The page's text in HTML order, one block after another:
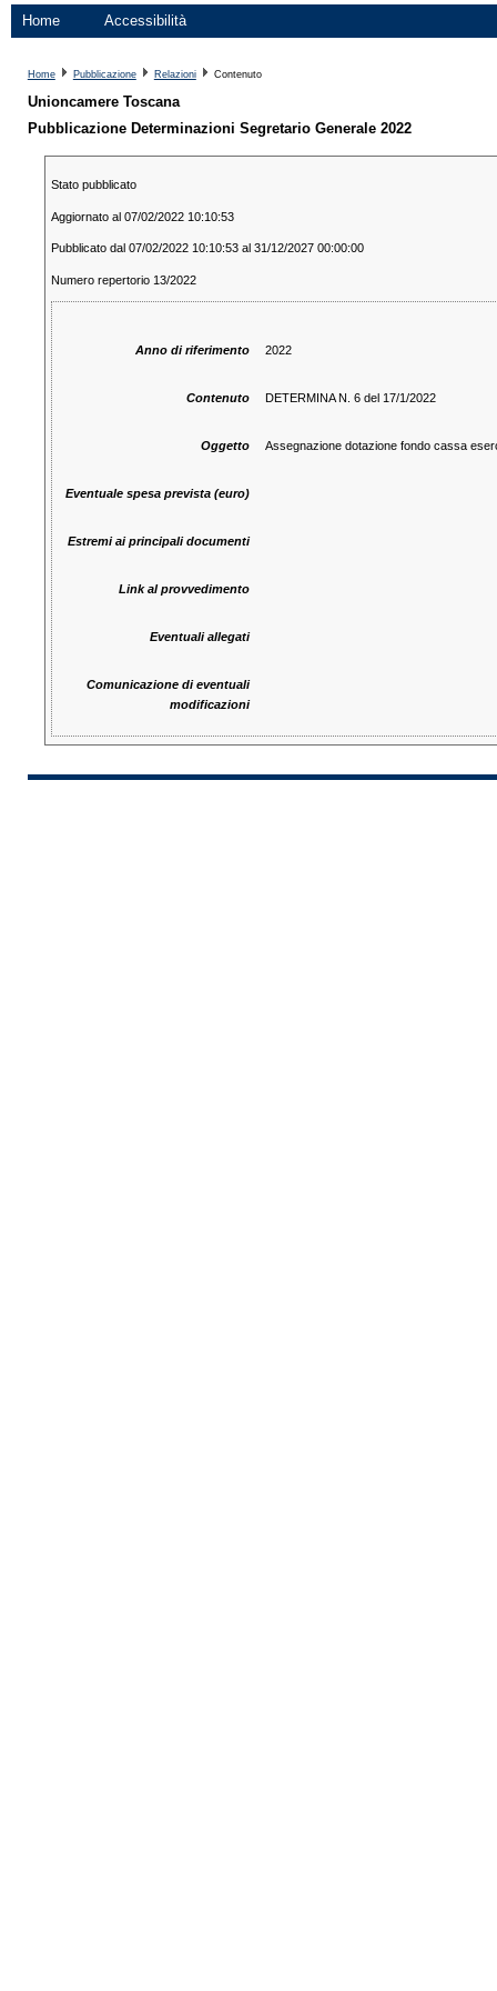
Home Accessibilità
Home Pubblicazione Relazioni Contenuto
Unioncamere Toscana
Pubblicazione Determinazioni Segretario Generale 2022
Stato pubblicato
Aggiornato al 07/02/2022 10:10:53
Pubblicato dal 07/02/2022 10:10:53 al 31/12/2027 00:00:00
Numero repertorio 13/2022
Anno di riferimento 2022
Contenuto DETERMINA N. 6 del 17/1/2022
Oggetto Assegnazione dotazione fondo cassa
Eventuale spesa prevista (euro)
Estremi ai principali documenti
Link al provvedimento
Eventuali allegati
Comunicazione di eventuali
modificazioni